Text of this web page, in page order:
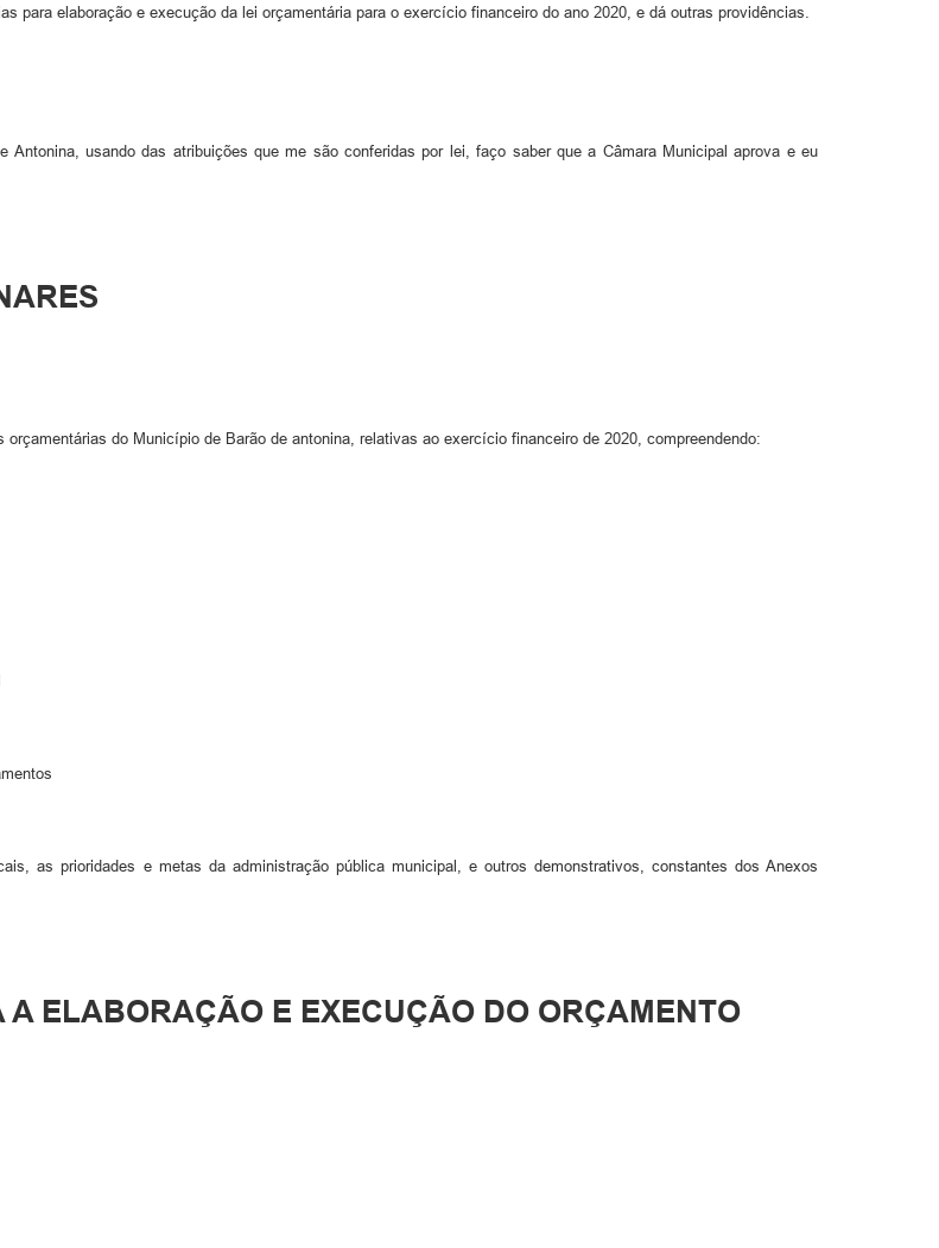
para elaboração e execução da lei orçamentária para o exercício financeiro do ano 2020, e dá outras providências.
Antonina, usando das atribuições que me são conferidas por lei, faço saber que a Câmara Municipal aprova e eu
do Município de Barão de antonina, relativas ao exercício financeiro de 2020, compreendendo:
as prioridades e metas da administração pública municipal, e outros demonstrativos, constantes dos Anexos
ELABORAÇÃO E EXECUÇÃO DO ORÇAMENTO